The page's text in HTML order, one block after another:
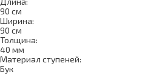
90 см
Ширина:
90 см
Толщина:
40 мм
Материал ступеней:
Бук